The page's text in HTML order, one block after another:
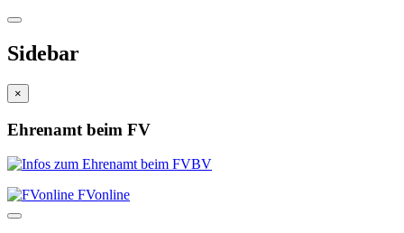
Sidebar
×
Ehrenamt beim FV
FVonline